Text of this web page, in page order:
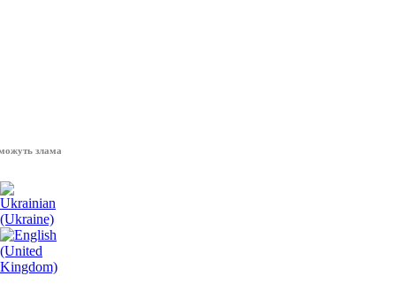
волю народу, - Президент України Володимир Зеленський